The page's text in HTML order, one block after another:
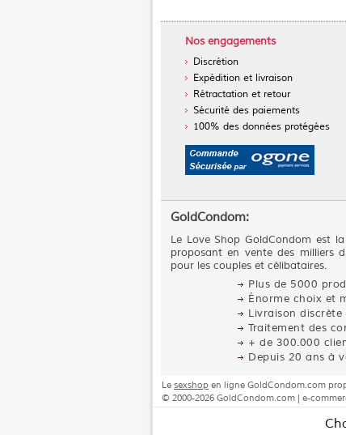
Nos engagements
Discrétion
Expédition et livraison
Rétractation et retour
Sécurité des paiements
100% des données protégées
GoldCondom:
Le Love Shop GoldCondom est
proposant en vente des milliers
pour les couples et célibataires.
Plus de 5000
Énorme choix et
Livraison
Traitement des
+ de 300.000
Depuis 20 ans à
Le sexshop en ligne GoldCondom.com
© 2000-2026 GoldCondom.com | e-